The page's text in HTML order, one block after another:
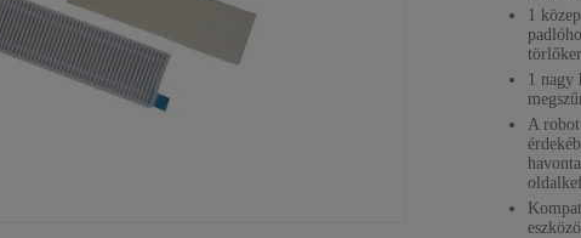
1
1 nagy
A